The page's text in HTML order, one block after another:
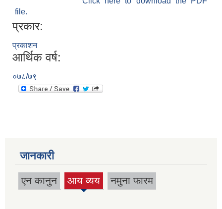
file.
प्रकार:
प्रकाशन
आर्थिक वर्ष:
०७८/७९
जानकारी
एन कानुन आय व्यय
(active
नमुना फारम